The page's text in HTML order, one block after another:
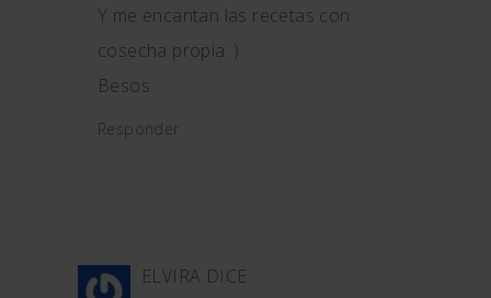
Y me encantan las recetas con
cosecha propia :).
Besos
Responder
ELVIRA DICE